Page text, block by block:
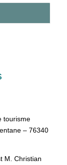
tourisme
– 76340
M. Christian